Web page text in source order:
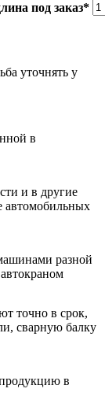
под заказ*
уточнять у
в
и в другие
автомобильных
разной
точно в срок,
сварную балку
в